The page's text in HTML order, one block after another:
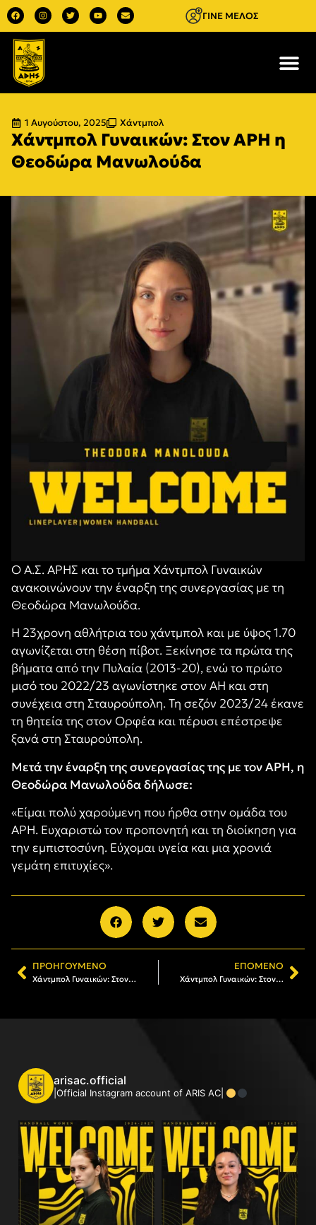
ΓΙΝΕ ΜΕΛΟΣ
1 Αυγούστου, 2025 Χάντμπολ
Χάντμπολ Γυναικών: Στον ΑΡΗ η
Θεοδώρα Μανωλούδα
Ο Α.Σ. ΑΡΗΣ και το τμήμα Χάντμπολ Γυναικών
ανακοινώνουν την έναρξη της συνεργασίας με τη
Θεοδώρα Μανωλούδα.
Η 23χρονη αθλήτρια του χάντμπολ και με ύψος 1.70
αγωνίζεται στη θέση πίβοτ. Ξεκίνησε τα πρώτα της
βήματα από την Πυλαία (2013-20), ενώ το πρώτο
μισό του 2022/23 αγωνίστηκε στον ΑΗ και στη
συνέχεια στη Σταυρούπολη. Τη σεζόν 2023/24 έκανε
τη θητεία της στον Ορφέα και πέρυσι επέστρεψε
ξανά στη Σταυρούπολη.
Μετά την έναρξη της συνεργασίας της με τον ΑΡΗ, η
Θεοδώρα Μανωλούδα δήλωσε:
«Είμαι πολύ χαρούμενη που ήρθα στην ομάδα του
ΑΡΗ. Ευχαριστώ τον προπονητή και τη διοίκηση για
την εμπιστοσύνη. Εύχομαι υγεία και μια χρονιά
γεμάτη επιτυχίες».
ΠΡΟΗΓΟΎΜΕΝΟ
Χάντμπολ Γυναικών: Στον ΑΡΗ η Ταρσή Κεσσοπούλου
ΕΠΌΜΕΝΟ
Χάντμπολ Γυναικών: Στον ΑΡΗ η Αμαρυλλίς Σκουρτάι
arisac.official
|Official Instagram account of ARIS AC|